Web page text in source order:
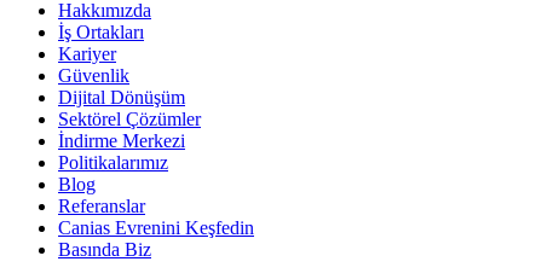
Hakkımızda
İş Ortakları
Kariyer
Güvenlik
Dijital Dönüşüm
Sektörel Çözümler
İndirme Merkezi
Politikalarımız
Blog
Referanslar
Canias Evrenini Keşfedin
Basında Biz